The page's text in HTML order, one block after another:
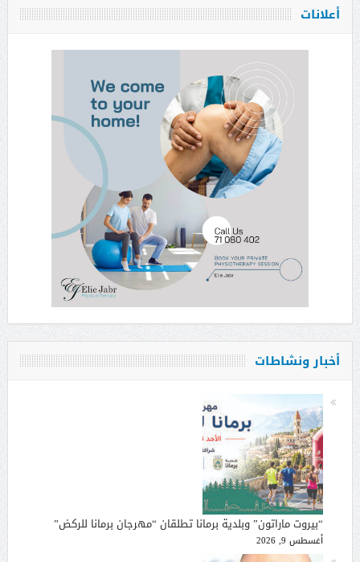
أعلانات
أخبار ونشاطات
“بيروت ماراتون” وبلدية برمانا تطلقان “مهرجان برمانا للركض”
أغسطس 9, 2026